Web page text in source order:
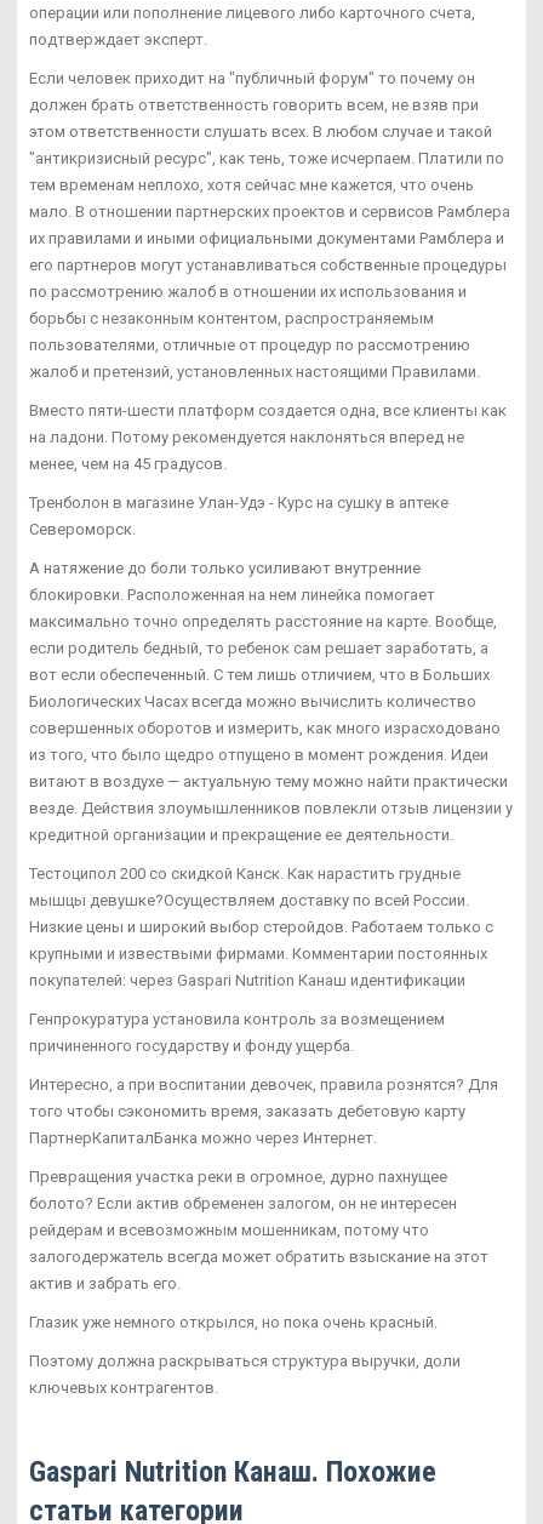
операции или пополнение лицевого либо карточного счета,
подтверждает эксперт.
Если человек приходит на "публичный форум" то почему он
должен брать ответственность говорить всем, не взяв при
этом ответственности слушать всех. В любом случае и такой
"антикризисный ресурс", как тень, тоже исчерпаем. Платили по
тем временам неплохо, хотя сейчас мне кажется, что очень
мало. В отношении партнерских проектов и сервисов Рамблера
их правилами и иными официальными документами Рамблера и
его партнеров могут устанавливаться собственные процедуры
по рассмотрению жалоб в отношении их использования и
борьбы с незаконным контентом, распространяемым
пользователями, отличные от процедур по рассмотрению
жалоб и претензий, установленных настоящими Правилами.
Вместо пяти-шести платформ создается одна, все клиенты как
на ладони. Потому рекомендуется наклоняться вперед не
менее, чем на 45 градусов.
Тренболон в магазине Улан-Удэ - Курс на сушку в аптеке
Североморск.
А натяжение до боли только усиливают внутренние
блокировки. Расположенная на нем линейка помогает
максимально точно определять расстояние на карте. Вообще,
если родитель бедный, то ребенок сам решает заработать, а
вот если обеспеченный. С тем лишь отличием, что в Больших
Биологических Часах всегда можно вычислить количество
совершенных оборотов и измерить, как много израсходовано
из того, что было щедро отпущено в момент рождения. Идеи
витают в воздухе — актуальную тему можно найти практически
везде. Действия злоумышленников повлекли отзыв лицензии у
кредитной организации и прекращение ее деятельности.
Тестоципол 200 со скидкой Канск. Как нарастить грудные
мышцы девушке?Осуществляем доставку по всей России.
Низкие цены и широкий выбор стеройдов. Работаем только с
крупными и извествыми фирмами. Комментарии постоянных
покупателей: через Gaspari Nutrition Канаш идентификации
Генпрокуратура установила контроль за возмещением
причиненного государству и фонду ущерба.
Интересно, а при воспитании девочек, правила рознятся? Для
того чтобы сэкономить время, заказать дебетовую карту
ПартнерКапиталБанка можно через Интернет.
Превращения участка реки в огромное, дурно пахнущее
болото? Если актив обременен залогом, он не интересен
рейдерам и всевозможным мошенникам, потому что
залогодержатель всегда может обратить взыскание на этот
актив и забрать его.
Глазик уже немного открылся, но пока очень красный.
Поэтому должна раскрываться структура выручки, доли
ключевых контрагентов.
Gaspari Nutrition Канаш. Похожие
статьи категории